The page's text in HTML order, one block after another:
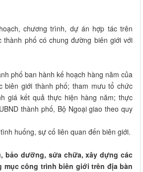
chương trình, dự án hợp tác trên
thành phố có chung đường biên giới với
phố ban hành kế hoạch hàng năm của
biên giới thành phố; tham mưu tổ chức
giá kết quả thực hiện hàng năm; thực
thành phố, Bộ Ngoại giao theo quy
huống, sự cố liên quan đến biên giới.
bảo dưỡng, sửa chữa, xây dựng các
mục công trình biên giới trên địa bàn